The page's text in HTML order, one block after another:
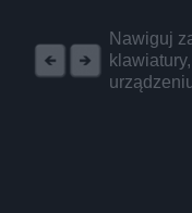
Nawiguj